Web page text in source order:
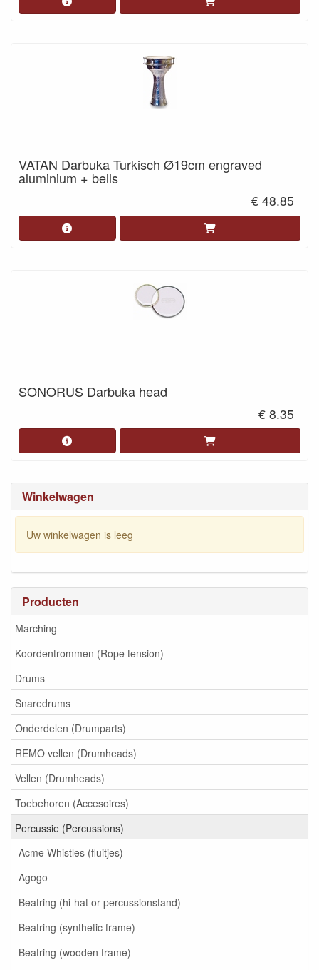
Winkelwagen
Uw winkelwagen is leeg
Producten
Marching
Koordentrommen (Rope tension)
Drums
Snaredrums
Onderdelen (Drumparts)
REMO vellen (Drumheads)
Vellen (Drumheads)
Toebehoren (Accesoires)
Percussie (Percussions)
Acme Whistles (fluitjes)
Agogo
Beatring (hi-hat or percussionstand)
Beatring (synthetic frame)
Beatring (wooden frame)
VATAN Darbuka Turkisch Ø19cm engraved
aluminium + bells
€ 48.85
SONORUS Darbuka head
€ 8.35